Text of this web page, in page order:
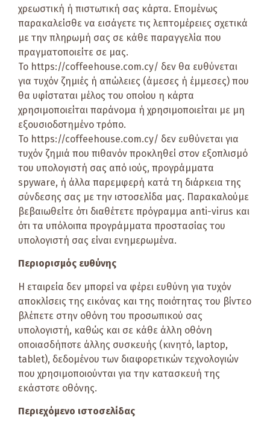
χρεωστική ή πιστωτική σας κάρτα. Επομένως
παρακαλείσθε να εισάγετε τις λεπτομέρειες σχετικά
με την πληρωμή σας σε κάθε παραγγελία που
πραγματοποιείτε σε μας.
Το https://coffeehouse.com.cy/ δεν θα ευθύνεται
για τυχόν ζημιές ή απώλειες (άμεσες ή έμμεσες) που
θα υφίσταται μέλος του οποίου η κάρτα
χρησιμοποιείται παράνομα ή χρησιμοποιείται με μη
εξουσιοδοτημένο τρόπο.
Το https://coffeehouse.com.cy/ δεν ευθύνεται για
τυχόν ζημιά που πιθανόν προκληθεί στον εξοπλισμό
του υπολογιστή σας από ιούς, προγράμματα
spyware, ή άλλα παρεμφερή κατά τη διάρκεια της
σύνδεσης σας με την ιστοσελίδα μας. Παρακαλούμε
βεβαιωθείτε ότι διαθέτετε πρόγραμμα anti-virus και
ότι τα υπόλοιπα προγράμματα προστασίας του
υπολογιστή σας είναι ενημερωμένα.
Περιορισμός ευθύνης
Η εταιρεία δεν μπορεί να φέρει ευθύνη για τυχόν
αποκλίσεις της εικόνας και της ποιότητας του βίντεο
βλέπετε στην οθόνη του προσωπικού σας
υπολογιστή, καθώς και σε κάθε άλλη οθόνη
οποιασδήποτε άλλης συσκευής (κινητό, laptop,
tablet), δεδομένου των διαφορετικών τεχνολογιών
που χρησιμοποιούνται για την κατασκευή της
εκάστοτε οθόνης.
Περιεχόμενο ιστοσελίδας